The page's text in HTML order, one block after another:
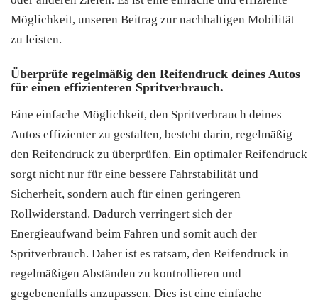
Möglichkeit, unseren Beitrag zur nachhaltigen Mobilität
zu leisten.
Überprüfe regelmäßig den Reifendruck deines Autos
für einen effizienteren Spritverbrauch.
Eine einfache Möglichkeit, den Spritverbrauch deines
Autos effizienter zu gestalten, besteht darin, regelmäßig
den Reifendruck zu überprüfen. Ein optimaler Reifendruck
sorgt nicht nur für eine bessere Fahrstabilität und
Sicherheit, sondern auch für einen geringeren
Rollwiderstand. Dadurch verringert sich der
Energieaufwand beim Fahren und somit auch der
Spritverbrauch. Daher ist es ratsam, den Reifendruck in
regelmäßigen Abständen zu kontrollieren und
gegebenenfalls anzupassen. Dies ist eine einfache